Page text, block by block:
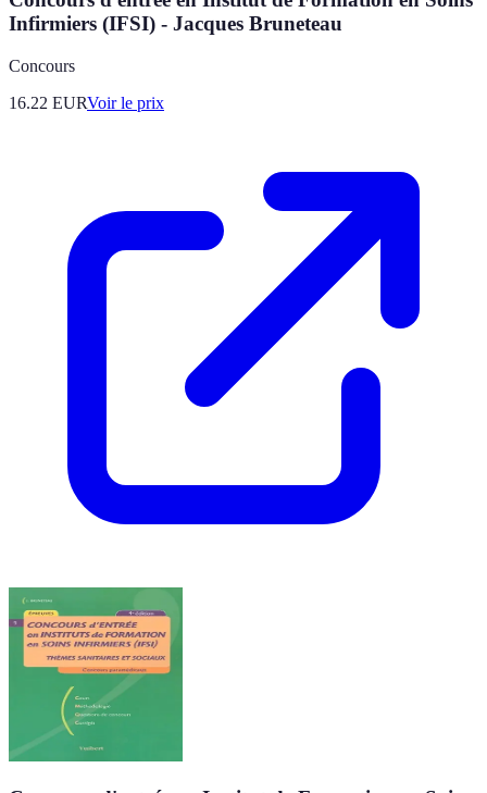
Infirmiers (IFSI) - Jacques Bruneteau
Concours
16.22 EURVoir le prix